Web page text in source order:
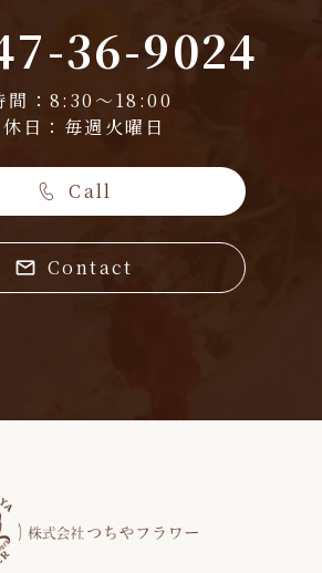
36-9024
間：8:30～18:00
日：毎週火曜日
Call
Contact